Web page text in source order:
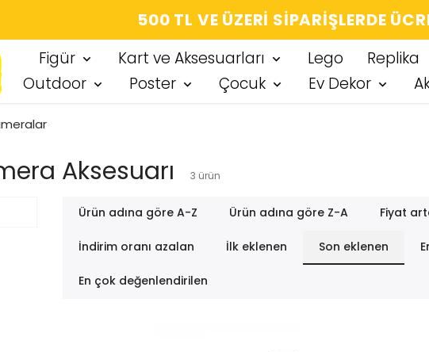
SEÇTIĞIN HER ÜRÜN, TARZINA DAIR
Figür Kart ve Aksesuarları Lego Replika
Outdoor
Poster Çocuk Ev Dekor
Aksesuarı 3 ürün
Ürün adına göre A-Z Ürün adına göre Z-A Fiyat
İndirim oranı azalan İlk eklenen Son eklenen
En çok değenlendirilen